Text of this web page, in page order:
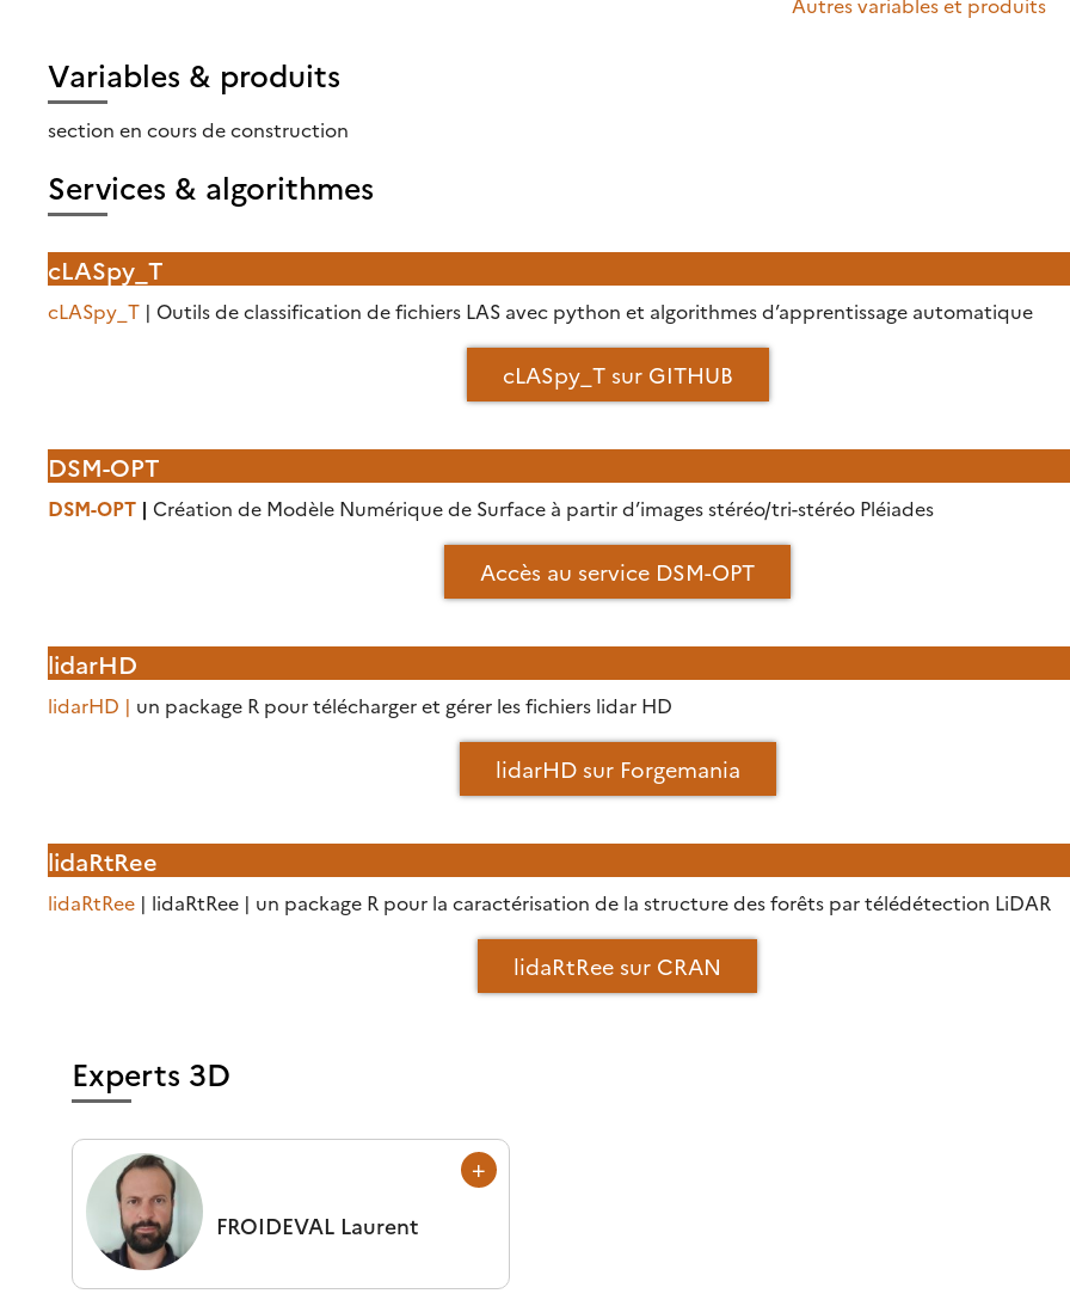
Variables & produits
section en cours de construction
Services & algorithmes
cLASpy_T
cLASpy_T | Outils de classification de fichiers LAS avec python et algorithmes d’apprentissage automatique
cLASpy_T sur GITHUB
DSM-OPT
DSM-OPT | Création de Modèle Numérique de Surface à partir d’images stéréo/tri-stéréo Pléiades
Accès au service DSM-OPT
lidarHD
lidarHD | un package R pour télécharger et gérer les fichiers lidar HD
lidarHD sur Forgemania
lidaRtRee
lidaRtRee | lidaRtRee | un package R pour la caractérisation de la structure des forêts par télédétection LiDAR
lidaRtRee sur CRAN
Experts 3D
FROIDEVAL Laurent